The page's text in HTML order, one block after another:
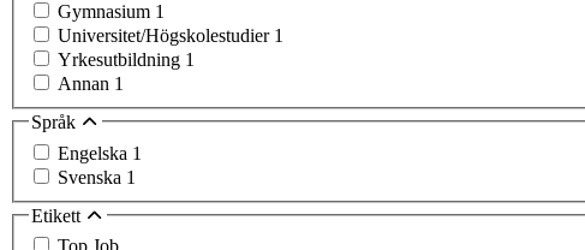
Gymnasium 1
Universitet/Högskolestudier 1
Yrkesutbildning 1
Annan 1
Språk
Engelska 1
Svenska 1
Etikett